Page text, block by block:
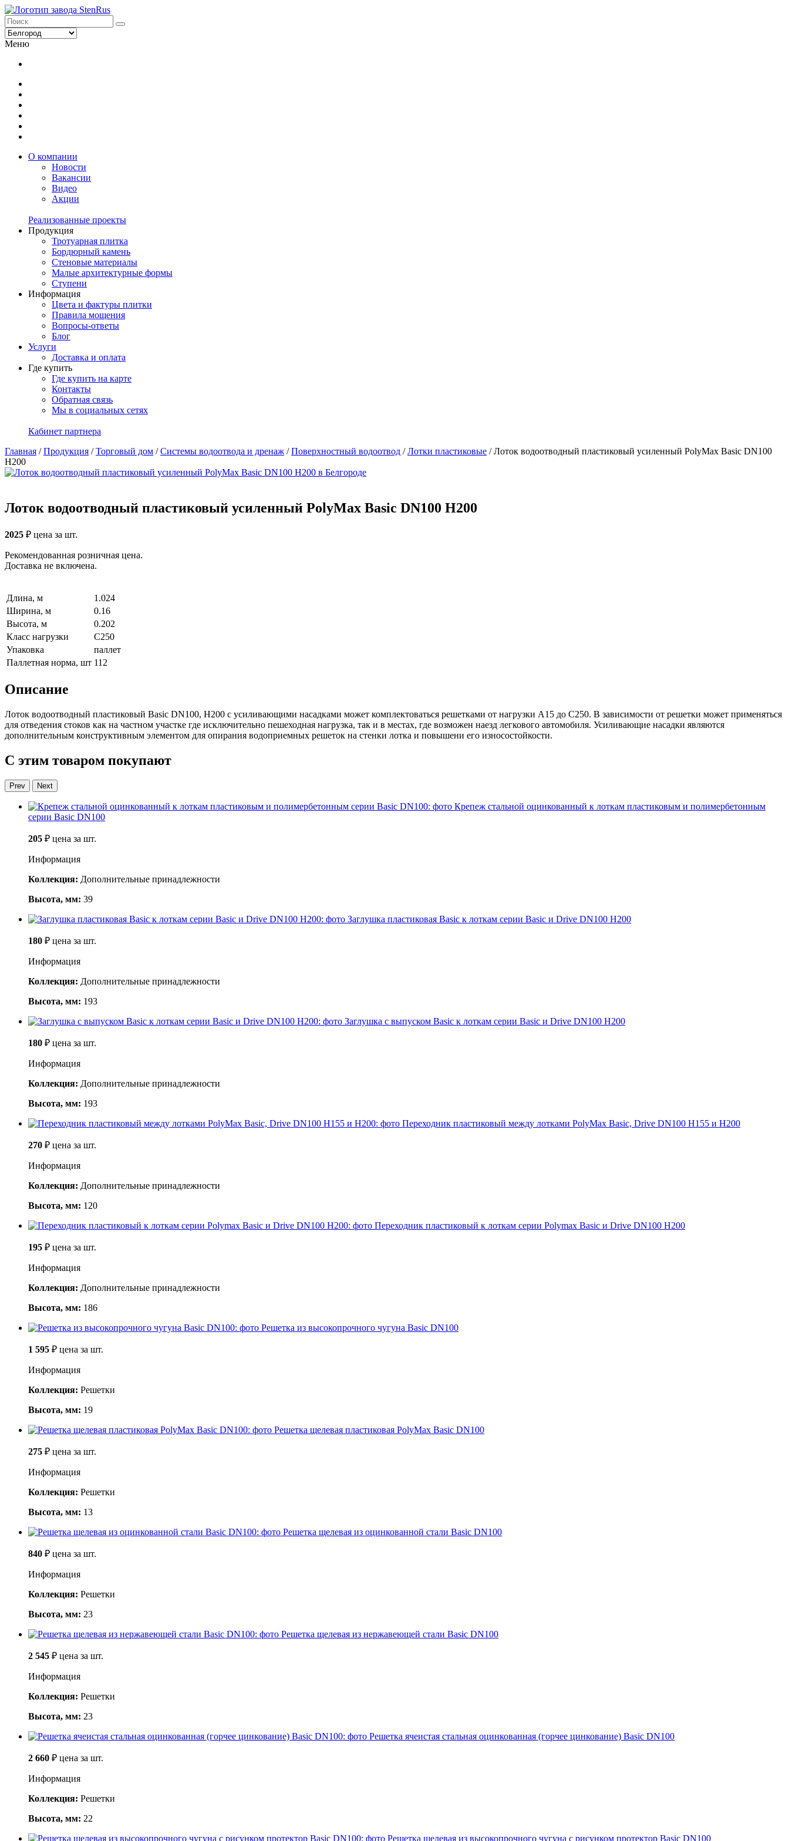
Меню
О компании
Новости
Вакансии
Видео
Акции
Реализованные проекты
Продукция
Тротуарная плитка
Бордюрный камень
Стеновые материалы
Малые архитектурные формы
Ступени
Информация
Цвета и фактуры плитки
Правила мощения
Вопросы-ответы
Блог
Услуги
Доставка и оплата
Где купить
Где купить на карте
Контакты
Обратная связь
Мы в социальных сетях
Кабинет партнера
Главная /Продукция /Торговый дом /Системы водоотвода и дренаж /Поверхностный водоотвод /Лотки пластиковые /Лоток водоотводный пластиковый усиленный PolyMax Basic DN100
H200
Лоток водоотводный пластиковый усиленный PolyMax Basic DN100 H200
2025 ₽ цена за шт.
Рекомендованная розничная цена.
Доставка не включена.
Длина, м
1.024
Ширина, м
0.16
Высота, м
0.202
Класс нагрузки
C250
Упаковка
паллет
Паллетная норма, шт 112
Описание
Лоток водоотводный пластиковый Basic DN100, H200 с усиливающими насадками может комплектоваться решетками от нагрузки А15 до С250. В зависимости от решетки может применяться
для отведения стоков как на частном участке где исключительно пешеходная нагрузка, так и в местах, где возможен наезд легкового автомобиля. Усиливающие насадки являются
дополнительным конструктивным элементом для опирания водоприемных решеток на стенки лотка и повышени его износостойкости.
С этим товаром покупают
Prev Next
Крепеж стальной оцинкованный к лоткам пластиковым и полимербетонным
серии Basic DN100
205 ₽ цена за шт.
Информация
Коллекция: Дополнительные принадлежности
Высота, мм: 39
Заглушка пластиковая Basic к лоткам серии Basic и Drive DN100 H200
180 ₽ цена за шт.
Информация
Коллекция: Дополнительные принадлежности
Высота, мм: 193
Заглушка с выпуском Basic к лоткам серии Basic и Drive DN100 H200
180 ₽ цена за шт.
Информация
Коллекция: Дополнительные принадлежности
Высота, мм: 193
Переходник пластиковый между лотками PolyMax Basic, Drive DN100 H155 и H200
270 ₽ цена за шт.
Информация
Коллекция: Дополнительные принадлежности
Высота, мм: 120
Переходник пластиковый к лоткам серии Polymax Basic и Drive DN100 H200
195 ₽ цена за шт.
Информация
Коллекция: Дополнительные принадлежности
Высота, мм: 186
Решетка из высокопрочного чугуна Basic DN100
1 595 ₽ цена за шт.
Информация
Коллекция: Решетки
Высота, мм: 19
Решетка щелевая пластиковая PolyMax Basic DN100
275 ₽ цена за шт.
Информация
Коллекция: Решетки
Высота, мм: 13
Решетка щелевая из оцинкованной стали Basic DN100
840 ₽ цена за шт.
Информация
Коллекция: Решетки
Высота, мм: 23
Решетка щелевая из нержавеющей стали Basic DN100
2 545 ₽ цена за шт.
Информация
Коллекция: Решетки
Высота, мм: 23
Решетка ячеистая стальная оцинкованная (горчее цинкование) Basic DN100
2 660 ₽ цена за шт.
Информация
Коллекция: Решетки
Высота, мм: 22
Решетка щелевая из высокопрочного чугуна с рисунком протектор Basic DN100